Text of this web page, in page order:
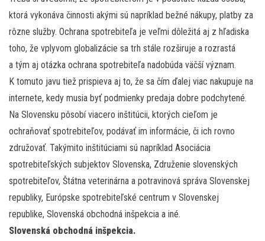
ktorá vykonáva činnosti akými sú napríklad bežné nákupy, platby za
rôzne služby. Ochrana spotrebiteľa je veľmi dôležitá aj z hľadiska
toho, že vplyvom globalizácie sa trh stále rozširuje a rozrastá
a tým aj otázka ochrana spotrebiteľa nadobúda väčší význam.
K tomuto javu tiež prispieva aj to, že sa čím ďalej viac nakupuje na
internete, kedy musia byť podmienky predaja dobre podchytené.
Na Slovensku pôsobí viacero inštitúcii, ktorých cieľom je
ochraňovať spotrebiteľov, podávať im informácie, či ich rovno
združovať. Takýmito inštitúciami sú napríklad Asociácia
spotrebiteľských subjektov Slovenska, Združenie slovenských
spotrebiteľov, Štátna veterinárna a potravinová správa Slovenskej
republiky, Európske spotrebiteľské centrum v Slovenskej
republike, Slovenská obchodná inšpekcia a iné.
Slovenská obchodná inšpekcia.